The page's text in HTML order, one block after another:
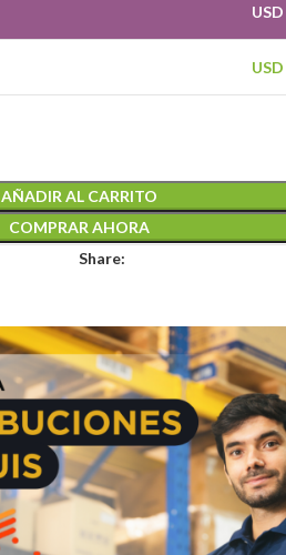
USD
USD
AÑADIR AL CARRITO
COMPRAR AHORA
Share: